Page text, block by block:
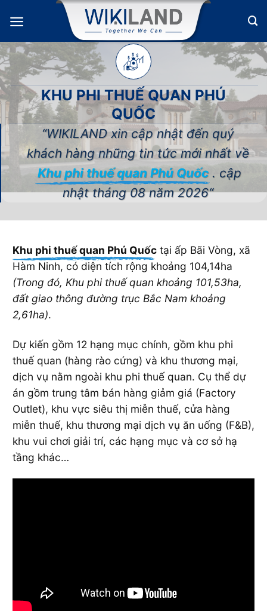
qua
nội
dung
KHU PHI THUẾ QUAN PHÚ
QUỐC
“WIKILAND xin cập nhật đến quý
khách hàng những tin tức mới nhất về
Khu phi thuế quan Phú Quốc . cập
nhật tháng 08 năm 2026“
Khu phi thuế quan Phú Quốc tại ấp Bãi Vòng, xã
Hàm Ninh, có diện tích rộng khoảng 104,14ha
(Trong đó, Khu phi thuế quan khoảng 101,53ha,
đất giao thông đường trục Bắc Nam khoảng
2,61ha).
Dự kiến gồm 12 hạng mục chính, gồm khu phi
thuế quan (hàng rào cứng) và khu thương mại,
dịch vụ nằm ngoài khu phi thuế quan. Cụ thể dự
án gồm trung tâm bán hàng giảm giá (Factory
Outlet), khu vực siêu thị miễn thuế, cửa hàng
miễn thuế, khu thương mại dịch vụ ăn uống (F&B),
khu vui chơi giải trí, các hạng mục và cơ sở hạ
tầng khác…